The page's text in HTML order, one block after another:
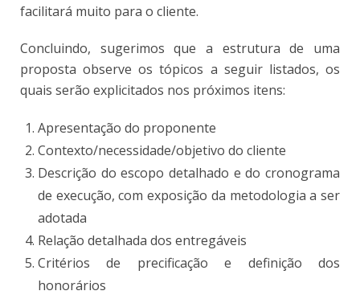
facilitará muito para o cliente.
Concluindo, sugerimos que a estrutura de uma
proposta observe os tópicos a seguir listados, os
quais serão explicitados nos próximos itens:
Apresentação do proponente
Contexto/necessidade/objetivo do cliente
Descrição do escopo detalhado e do cronograma
de execução, com exposição da metodologia a ser
adotada
Relação detalhada dos entregáveis
Critérios de precificação e definição dos
honorários